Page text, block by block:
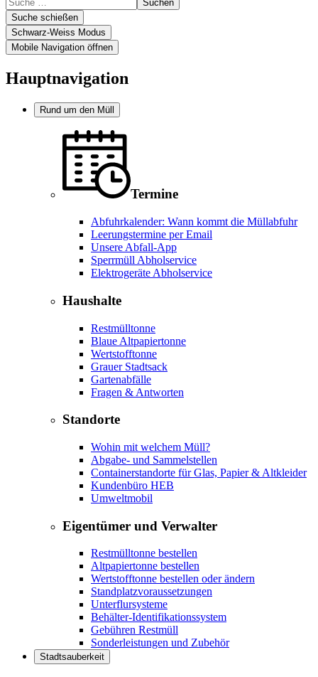
Suchen
Suche schießen
Schwarz-Weiss Modus
Mobile Navigation öffnen
Hauptnavigation
Rund um den Müll
Termine
Abfuhrkalender: Wann kommt die Müllabfuhr
Leerungstermine per Email
Unsere Abfall-App
Sperrmüll Abholservice
Elektrogeräte Abholservice
Haushalte
Restmülltonne
Blaue Altpapiertonne
Wertstofftonne
Grauer Stadtsack
Gartenabfälle
Fragen & Antworten
Standorte
Wohin mit welchem Müll?
Abgabe- und Sammelstellen
Containerstandorte für Glas, Papier & Altkleider
Kundenbüro HEB
Umweltmobil
Eigentümer und Verwalter
Restmülltonne bestellen
Altpapiertonne bestellen
Wertstofftonne bestellen oder ändern
Standplatzvoraussetzungen
Unterflursysteme
Behälter-Identifikationssystem
Gebühren Restmüll
Sonderleistungen und Zubehör
Stadtsauberkeit